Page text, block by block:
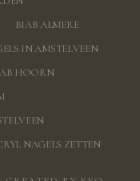
BIAB ALMERE
IN AMSTELVEEN
HOORN
NAGELS ZETTEN